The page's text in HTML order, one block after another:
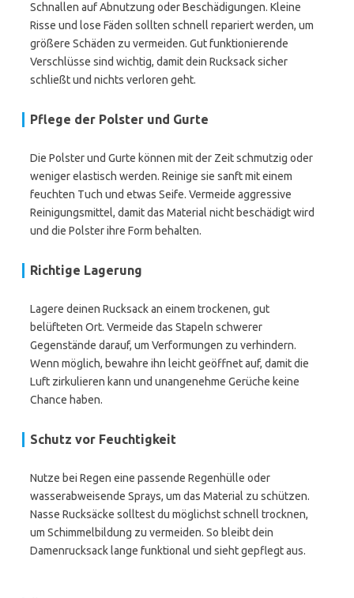
Schnallen auf Abnutzung oder Beschädigungen. Kleine
Risse und lose Fäden sollten schnell repariert werden, um
größere Schäden zu vermeiden. Gut funktionierende
Verschlüsse sind wichtig, damit dein Rucksack sicher
schließt und nichts verloren geht.
Pflege der Polster und Gurte
Die Polster und Gurte können mit der Zeit schmutzig oder
weniger elastisch werden. Reinige sie sanft mit einem
feuchten Tuch und etwas Seife. Vermeide aggressive
Reinigungsmittel, damit das Material nicht beschädigt wird
und die Polster ihre Form behalten.
Richtige Lagerung
Lagere deinen Rucksack an einem trockenen, gut
belüfteten Ort. Vermeide das Stapeln schwerer
Gegenstände darauf, um Verformungen zu verhindern.
Wenn möglich, bewahre ihn leicht geöffnet auf, damit die
Luft zirkulieren kann und unangenehme Gerüche keine
Chance haben.
Schutz vor Feuchtigkeit
Nutze bei Regen eine passende Regenhülle oder
wasserabweisende Sprays, um das Material zu schützen.
Nasse Rucksäcke solltest du möglichst schnell trocknen,
um Schimmelbildung zu vermeiden. So bleibt dein
Damenrucksack lange funktional und sieht gepflegt aus.